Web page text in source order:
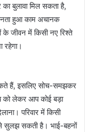
बुलावा मिल सकता है,
हुआ काम अचानक
के जीवन में किसी नए रिश्ते
हैं, इसलिए सोच-समझकर
को लेकर आप कोई बड़ा
परिवार में किसी
सुलझ सकती है। भाई-बहनों